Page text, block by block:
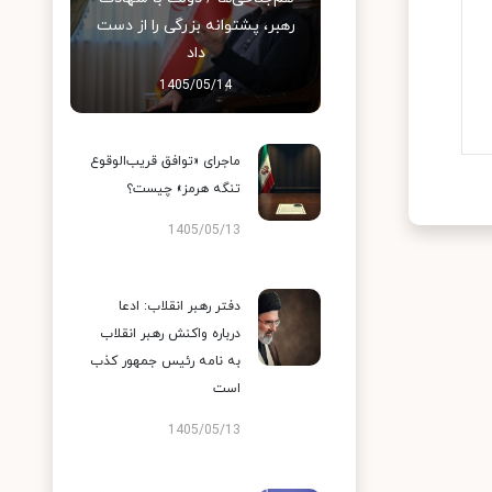
رهبر، پشتوانه بزرگی را از دست
داد
1405/05/14
ماجرای «توافق قریب‌الوقوع
تنگه هرمز» چیست؟
1405/05/13
دفتر رهبر انقلاب: ادعا
درباره واکنش رهبر انقلاب
به نامه رئیس جمهور کذب
است
1405/05/13